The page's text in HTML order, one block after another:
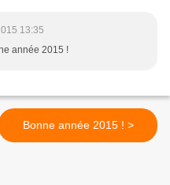
13:35
année 2015 !
Bonne année 2015 ! >